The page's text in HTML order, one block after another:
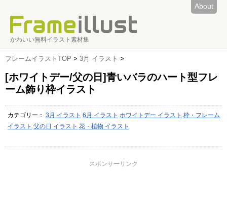
About
かわいい無料イラスト素材集
フレームイラストTOP > 3月 イラスト >
[ホワイトデー/父の日]青いバラのハート型フレ
ーム飾り枠イラスト
カテゴリー： 3月 イラスト 6月 イラスト ホワイトデー イラスト 枠・フレーム
イラスト 父の日 イラスト 花・植物 イラスト
スポンサーリンク